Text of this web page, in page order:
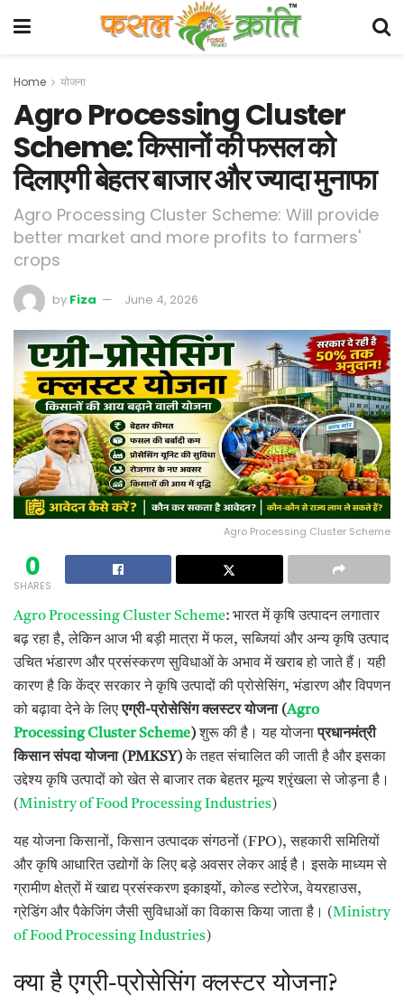
Home योजना
Agro Processing Cluster
Scheme: किसानों की फसल को
दिलाएगी बेहतर बाजार और ज्यादा मुनाफा
Agro Processing Cluster Scheme: Will provide
better market and more profits to farmers'
crops
by Fiza June 4, 2026
Agro Processing Cluster Scheme
0
SHARES
Agro Processing Cluster Scheme: भारत में कृषि उत्पादन लगातार
बढ़ रहा है, लेकिन आज भी बड़ी मात्रा में फल, सब्जियां और अन्य कृषि उत्पाद
उचित भंडारण और प्रसंस्करण सुविधाओं के अभाव में खराब हो जाते हैं। यही
कारण है कि केंद्र सरकार ने कृषि उत्पादों की प्रोसेसिंग, भंडारण और विपणन
को बढ़ावा देने के लिएएग्री-प्रोसेसिंग क्लस्टर योजना (Agro
Processing Cluster Scheme)शुरू की है। यह योजनाप्रधानमंत्री
किसान संपदा योजना (PMKSY)के तहत संचालित की जाती है और इसका
उद्देश्य कृषि उत्पादों को खेत से बाजार तक बेहतर मूल्य श्रृंखला से जोड़ना है।
(Ministry of Food Processing Industries)
यह योजना किसानों, किसान उत्पादक संगठनों (FPO), सहकारी समितियों
और कृषि आधारित उद्योगों के लिए बड़े अवसर लेकर आई है। इसके माध्यम से
ग्रामीण क्षेत्रों में खाद्य प्रसंस्करण इकाइयों, कोल्ड स्टोरेज, वेयरहाउस,
ग्रेडिंग और पैकेजिंग जैसी सुविधाओं का विकास किया जाता है। (Ministry
of Food Processing Industries)
क्या है एग्री-प्रोसेसिंग क्लस्टर योजना?